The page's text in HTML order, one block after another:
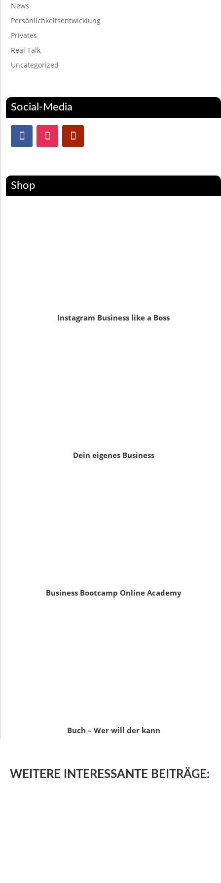
News
Persönlichkeitsentwicklung
Privates
Real Talk
Uncategorized
Social-Media
Shop
Instagram Business like a Boss
Dein eigenes Business
Business Bootcamp Online Academy
Buch – Wer will der kann
WEITERE INTERESSANTE BEITRÄGE: